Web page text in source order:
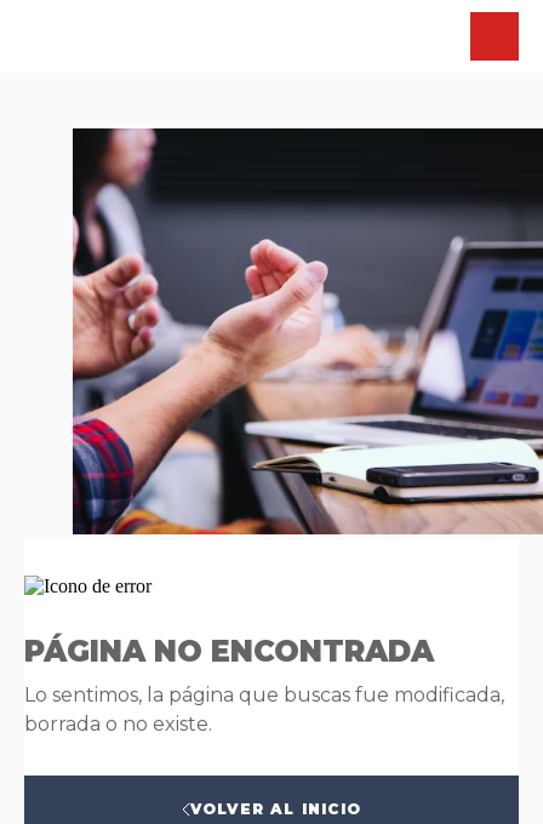
PÁGINA NO ENCONTRADA
Lo sentimos, la página que buscas fue modificada,
borrada o no existe.
VOLVER AL INICIO